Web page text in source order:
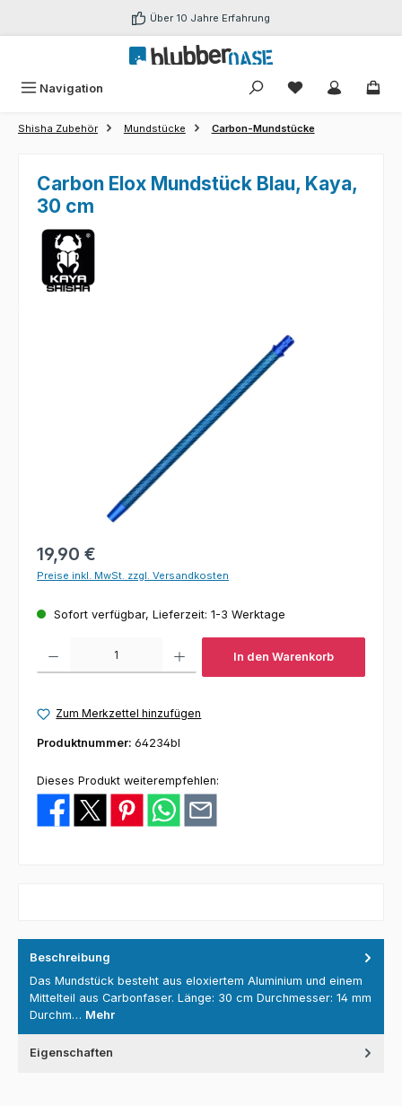
Zum Hauptinhalt springen Über 10 Jahre Erfahrung
Navigation Du hast 0
Shisha Zubehör Mundstücke Carbon-Mundstücke
Carbon Elox Mundstück Blau, Kaya,
30 cm
Regulärer Preis:
19,90 €
Preise inkl. MwSt. zzgl. Versandkosten
Sofort verfügbar, Lieferzeit: 1-3 Werktage
In den Warenkorb
Zum Merkzettel hinzufügen
Produktnummer: 64234bl
Dieses Produkt weiterempfehlen:
Beschreibung
Das Mundstück besteht aus eloxiertem Aluminium und einem
Mittelteil aus Carbonfaser. Länge: 30 cm Durchmesser: 14 mm
Durchm… Mehr
Eigenschaften